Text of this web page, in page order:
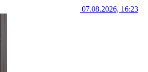
07.08.2026, 16:23